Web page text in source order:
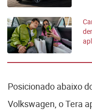
Posicionado abaixo
Volkswagen, o Tera